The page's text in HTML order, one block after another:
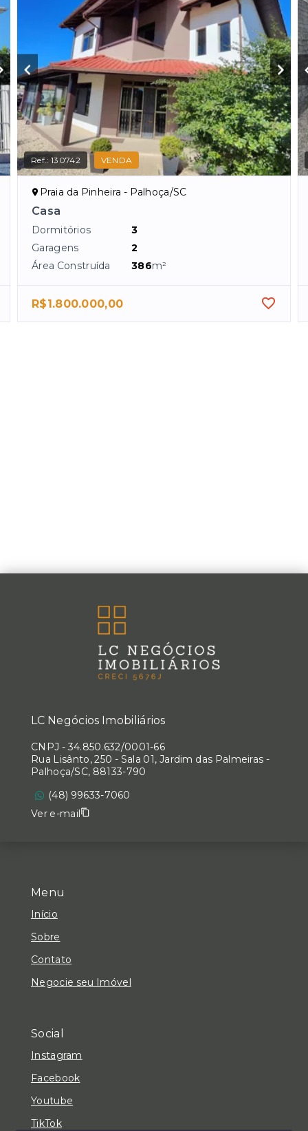
Ref.:130742 VENDA
Praia da Pinheira - Palhoça/SC
Casa
Dormitórios
3
Garagens
2
Área Construída
386m²
R$1.800.000,00
Menu
Início
Sobre
Contato
Negocie seu Imóvel
Social
Instagram
Facebook
Youtube
TikTok
LC Negócios Imobiliários
CNPJ - 34.850.632/0001-66
Rua Lisânto, 250 - Sala 01, Jardim das Palmeiras -
Palhoça/SC, 88133-790
(48) 99633-7060
Ver e-mail